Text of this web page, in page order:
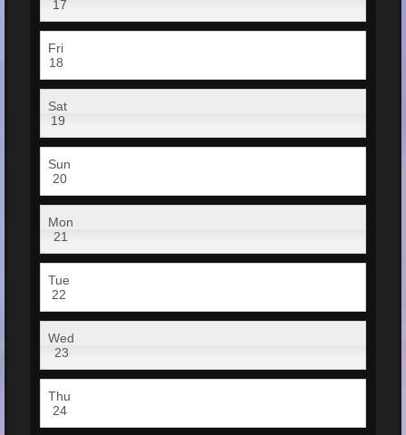
17
Fri
18
Sat
19
Sun
20
Mon
21
Tue
22
Wed
23
Thu
24